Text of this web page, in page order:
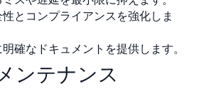
とコンプライアンスを強化しま
確なドキュメントを提供します。
ンテナンス